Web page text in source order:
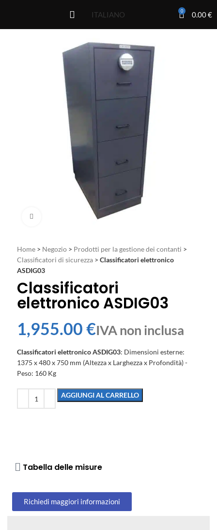
ITALIANO 0 0.00€
Home > Negozio > Prodotti per la gestione dei contanti >
Classificatori di sicurezza > Classificatori elettronico
ASDIG03
Classificatori
elettronico ASDIG03
€
Classificatori elettronico ASDIG03: Dimensioni esterne:
1375 x 480 x 750 mm (Altezza x Larghezza x Profondità) -
Peso: 160 Kg
AGGIUNGI AL CARRELLO
Tabella delle misure
Richiedi maggiori informazioni